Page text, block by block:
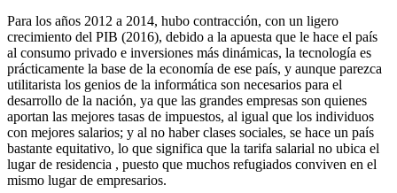
Para los años 2012 a 2014, hubo contracción, con un ligero
crecimiento del PIB (2016), debido a la apuesta que le hace el país
al consumo privado e inversiones más dinámicas, la tecnología es
prácticamente la base de la economía de ese país, y aunque parezca
utilitarista los genios de la informática son necesarios para el
desarrollo de la nación, ya que las grandes empresas son quienes
aportan las mejores tasas de impuestos, al igual que los individuos
con mejores salarios; y al no haber clases sociales, se hace un país
bastante equitativo, lo que significa que la tarifa salarial no ubica el
lugar de residencia , puesto que muchos refugiados conviven en el
mismo lugar de empresarios.